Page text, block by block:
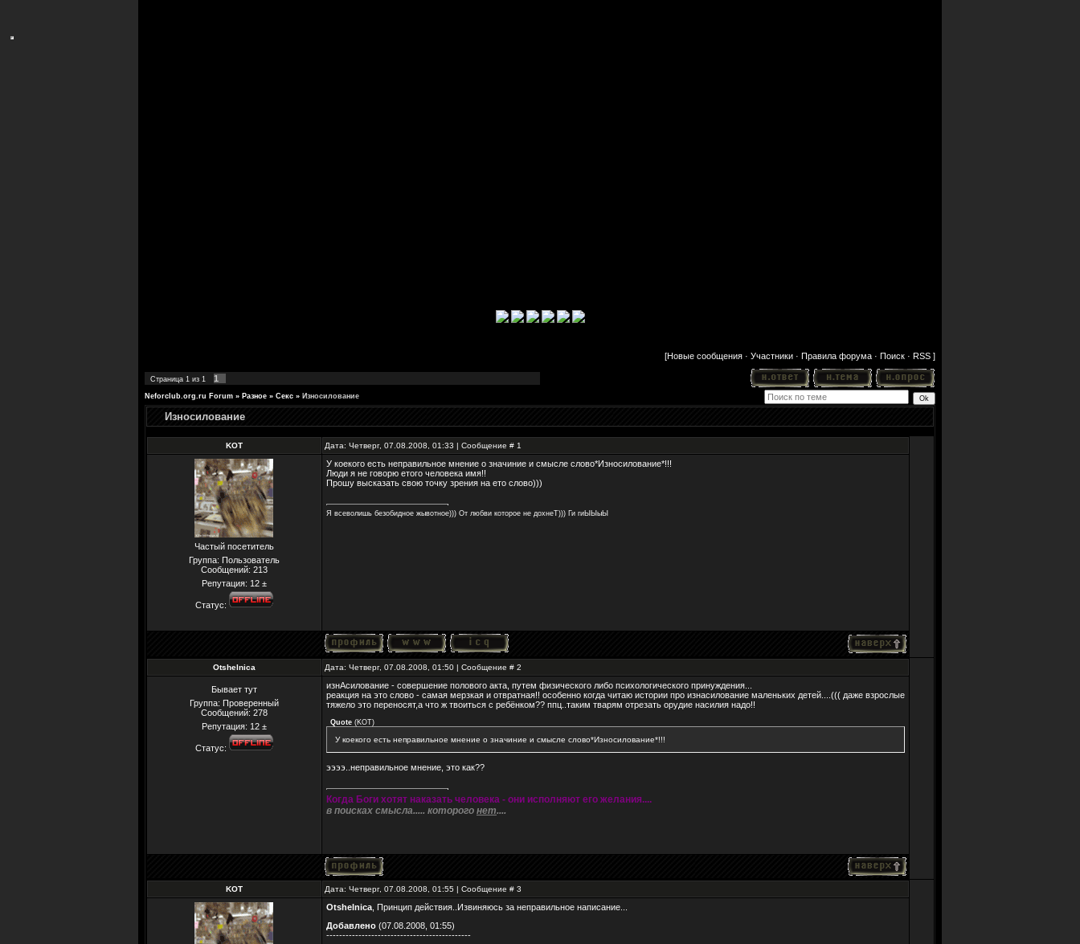
[Новые сообщения · Участники · Правила форума · Поиск · RSS ]
Страница 1 из 1 1
Neforclub.org.ru Forum » Разное » Секс » Износилование
Износилование
KOT Дата: Четверг, 07.08.2008, 01:33 | Сообщение # 1
Частый посетитель
Группа: Пользователь
Сообщений: 213
Репутация: 12 ±
Статус:
У коекого есть неправильное мнение о значиние и смысле слово*Износилование*!!!
Люди я не говорю етого человека имя!!
Прошу высказать свою точку зрения на ето слово)))
Я всеволишь безобидное жывотное))) От любви которое не дохнеТ))) Ги гиЫЫыЫ
Otshelnica Дата: Четверг, 07.08.2008, 01:50 | Сообщение # 2
Бывает тут
Группа: Проверенный
Сообщений: 278
Репутация: 12 ±
Статус:
изнАсилование - совершение полового акта, путем физического либо психологического принуждения...
реакция на это слово - самая мерзкая и отвратная!! особенно когда читаю истории про изнасилование маленьких детей....((( даже взрослые
тяжело это переносят,а что ж твоиться с ребёнком?? ппц..таким тварям отрезать орудие насилия надо!!
Quote (KOT)
У коекого есть неправильное мнение о значиние и смысле слово*Износилование*!!!
ээээ..неправильное мнение, это как??
Когда Боги хотят наказать человека - они исполняют его желания....
в поисках смысла..... которого нет....
KOT Дата: Четверг, 07.08.2008, 01:55 | Сообщение # 3
Otshelnica , Принцип действия..Извиняюсь за неправильное написание...
Добавлено (07.08.2008, 01:55)
---------------------------------------------